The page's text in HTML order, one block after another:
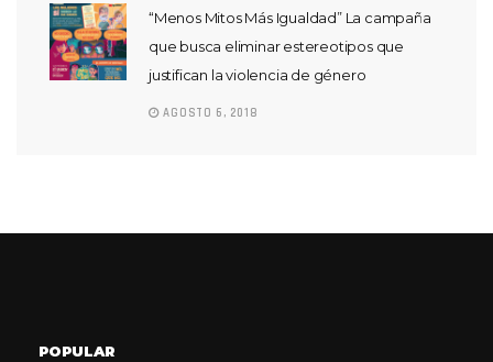
“Menos Mitos Más Igualdad” La campaña
que busca eliminar estereotipos que
justifican la violencia de género
AGOSTO 6, 2018
POPULAR